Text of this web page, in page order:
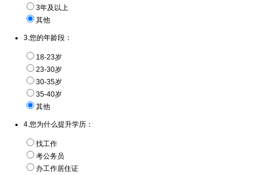
3年及以上
其他
3.您的年龄段：
18-23岁
23-30岁
30-35岁
35-40岁
其他
4.您为什么提升学历：
找工作
考公务员
办工作居住证